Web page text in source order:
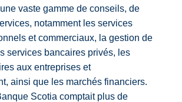
vaste gamme de conseils, de
notamment les services
et commerciaux, la gestion de
services bancaires privés, les
aux entreprises et
ainsi que les marchés financiers.
Scotia comptait plus de